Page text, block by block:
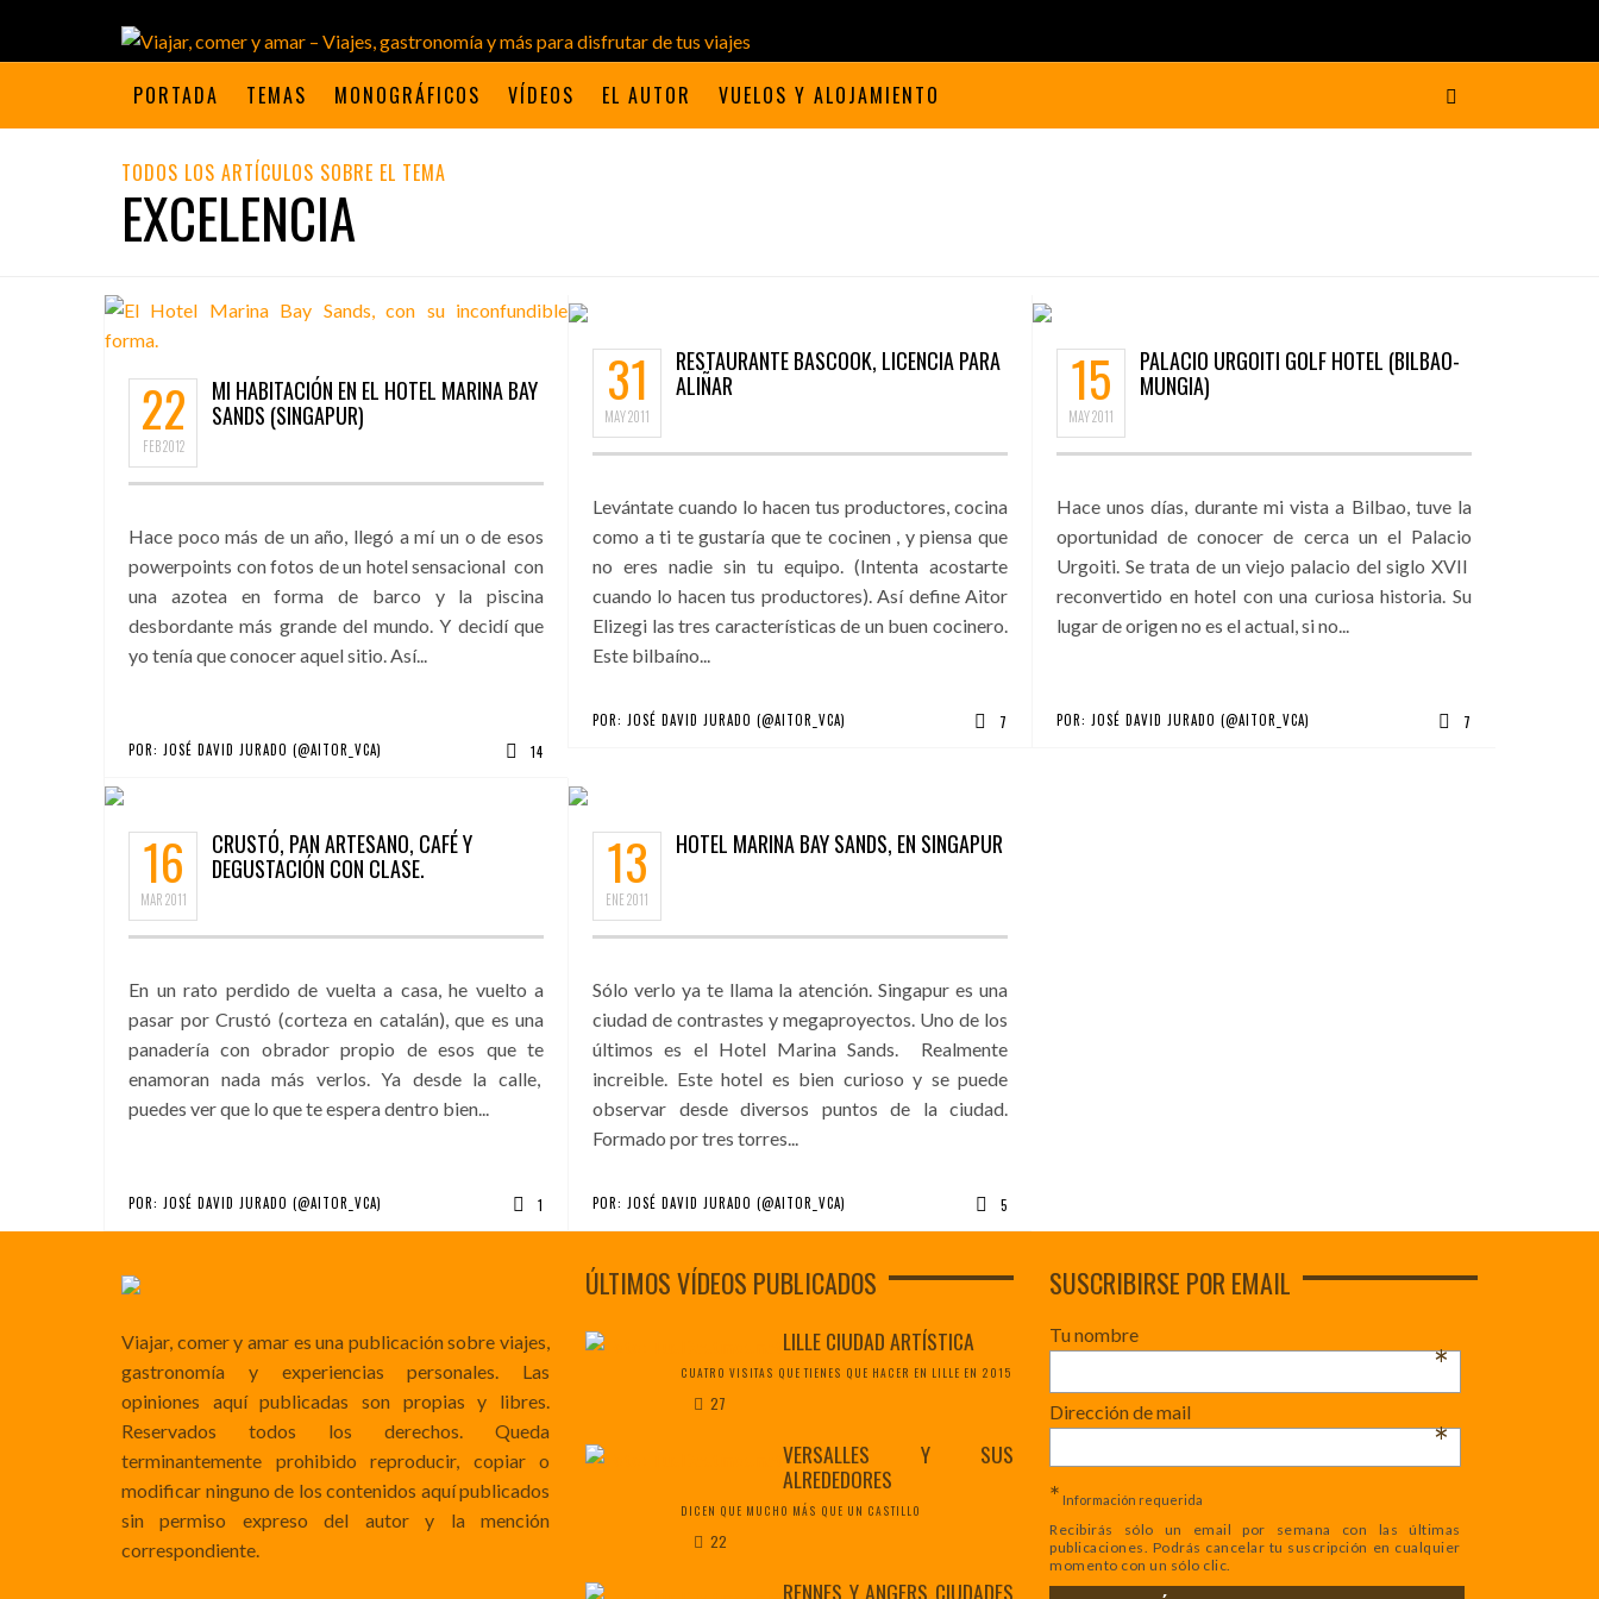
PORTADA TEMAS MONOGRÁFICOS VÍDEOS EL AUTOR VUELOS Y ALOJAMIENTO
TODOS LOS ARTÍCULOS SOBRE EL TEMA
EXCELENCIA
22
FEB2012
MI HABITACIÓN EN EL HOTEL MARINA BAY
SANDS (SINGAPUR)
Hace poco más de un año, llegó a mí un o de esos
powerpoints con fotos de un hotel sensacional con
una azotea en forma de barco y la piscina
desbordante más grande del mundo. Y decidí que
yo tenía que conocer aquel sitio. Así...
POR: JOSÉ DAVID JURADO (@AITOR_VCA) 14
31
MAY2011
RESTAURANTE BASCOOK, LICENCIA PARA
ALIÑAR
Levántate cuando lo hacen tus productores, cocina
como a ti te gustaría que te cocinen , y piensa que
no eres nadie sin tu equipo. (Intenta acostarte
cuando lo hacen tus productores). Así define Aitor
Elizegi las tres características de un buen cocinero.
Este bilbaíno...
POR: JOSÉ DAVID JURADO (@AITOR_VCA) 7
15
MAY2011
PALACIO URGOITI GOLF HOTEL (BILBAO-
MUNGIA)
Hace unos días, durante mi vista a Bilbao, tuve la
oportunidad de conocer de cerca un el Palacio
Urgoiti. Se trata de un viejo palacio del siglo XVII
reconvertido en hotel con una curiosa historia. Su
lugar de origen no es el actual, si no...
POR: JOSÉ DAVID JURADO (@AITOR_VCA) 7
16
MAR2011
CRUSTÓ, PAN ARTESANO, CAFÉ Y
DEGUSTACIÓN CON CLASE.
En un rato perdido de vuelta a casa, he vuelto a
pasar por Crustó (corteza en catalán), que es una
panadería con obrador propio de esos que te
enamoran nada más verlos. Ya desde la calle,
puedes ver que lo que te espera dentro bien...
POR: JOSÉ DAVID JURADO (@AITOR_VCA) 1
13
ENE2011
HOTEL MARINA BAY SANDS, EN SINGAPUR
Sólo verlo ya te llama la atención. Singapur es una
ciudad de contrastes y megaproyectos. Uno de los
últimos es el Hotel Marina Sands. Realmente
increible. Este hotel es bien curioso y se puede
observar desde diversos puntos de la ciudad.
Formado por tres torres...
POR: JOSÉ DAVID JURADO (@AITOR_VCA) 5
Viajar, comer y amar es una publicación sobre viajes,
gastronomía y experiencias personales. Las
opiniones aquí publicadas son propias y libres.
Reservados todos los derechos. Queda
terminantemente prohibido reproducir, copiar o
modificar ninguno de los contenidos aquí publicados
sin permiso expreso del autor y la mención
correspondiente.
ÚLTIMOS VÍDEOS PUBLICADOS
LILLE CIUDAD ARTÍSTICA
CUATRO VISITAS QUE TIENES QUE HACER EN LILLE EN 2015
27
VERSALLES Y SUS
ALREDEDORES
DICEN QUE MUCHO MÁS QUE UN CASTILLO
22
RENNES Y ANGERS CIUDADES
SUSCRIBIRSE POR EMAIL
Tu nombre
*
Dirección de mail
*
* Información requerida
Recibirás sólo un email por semana con las últimas
publicaciones. Podrás cancelar tu suscripción en cualquier
momento con un sólo clic.